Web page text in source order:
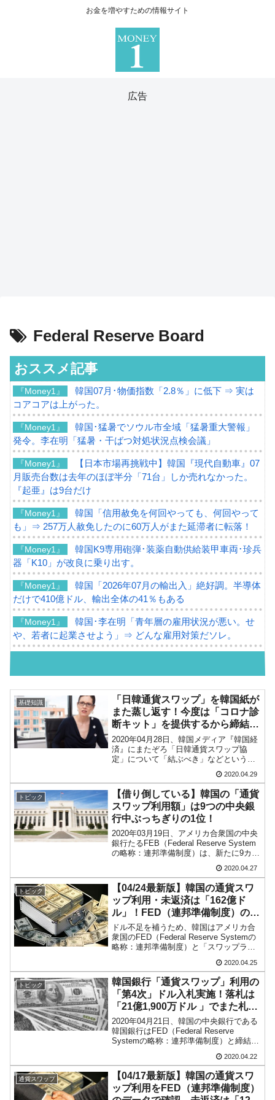
お金を増やすための情報サイト
広告
Federal Reserve Board
おススメ記事
『Money1』
韓国07月･物価指数「2.8％」に低下 ⇒ 実は
コアコアは上がった。
『Money1』
韓国･猛暑でソウル市全域「猛暑重大警報」
発令。李在明「猛暑・干ばつ対処状況点検会議」
『Money1』
【日本市場再挑戦中】韓国『現代自動車』07
月販売台数は去年のほぼ半分「71台」しか売れなかった。
『起亜』は9台だけ
『Money1』
韓国「信用赦免を何回やっても、何回やって
も」⇒ 257万人赦免したのに60万人がまた延滞者に転落！
『Money1』
韓国K9専用砲弾･装薬自動供給装甲車両･珍兵
器「K10」が改良に乗り出す。
『Money1』
韓国「2026年07月の輸出入」絶好調。半導体
だけで410億ドル、輸出全体の41％もある
『Money1』
韓国･李在明「青年層の雇用状況が悪い。せ
や、若者に起業させよう」⇒ どんな雇用対策だソレ。
『Money1』
韓国「ここは北朝鮮なのか。選管がサーバー
にウソのデータを入力したのは明白だ」
『Money1』
韓国･李在明さっそく不動産対策で浅薄な発
言。
韓国は「中国と同じく」投資に不適格な国
『Money1』
『韓国銀行』が「金の保有量を増やします」
⇒「金を経由するドル入手」手段ではないのか？
『Money1』
韓国･外為取引量「1日当たり1,214.4億ドル」
まで拡大 ⇒ 海外資金の動きに強く左右される状態
『Money1』
韓国･帰ってきた李在明。李在明を支持しな
い「50.5％」に上昇
『Money1』
韓国大統領府ボンクラ政策室長が告発された
⇒ 国家が行った恐るべき株価操作であり、空前の国政壟断
『Money1』
韓国･警察職員が「丸刈りになって抗議活
『Money1』
中国だけが鉄鋼輸出を異常増加させる ⇒ 中
国の過剰生産が世界を蝕む。
『Money1』
韓国製造業「半導体絶好調」のウラで他業種
は全般的「不調」⇒ PSIが示す現況は決して良くない。
【米韓激突案件】韓国消費者院が『クーパ
ン』1人当たり賠償10万ウォンを認定 ⇒ 総額3兆7,000億
『Money1』 韓国で猛暑。南東部では干ばつ
基礎知識
「日韓通貨スワップ」を韓国紙が
また蒸し返す！今度は「コロナ診
断キット」を提供するから締結し
ろ
2020年04月28日、韓国メディア『韓国経
済』にまたぞろ「日韓通貨スワップ協
定」について「結ぶべき」などという記
に引用します。コロナウイルスの拡散を
防ぎ、世界的な経済危機に対処するため
に、今、韓国と日本...
2020.04.29
トピック
【借り倒している】韓国の「通貨
スワップ利用額」は9つの中央銀
行中ぶっちぎりの1位！
2020年03月19日、アメリカ合衆国の中央
銀行たるFEB（Federal Reserve System
の略称：連邦準備制度）は、新たに9カ国
の中央銀行とスワップライン（ドル流動
性スワップ）※を締結しました。9カ国と
は、オーストラリア、ブラ...
2020.04.27
トピック
【04/24最新版】韓国の通貨スワ
ップ利用・未返済は「162億ド
ル」！FED（連邦準備制度）のデ
ータで確認
ドル不足を補うため、韓国はアメリカ合
衆国のFED（Federal Reserve Systemの
略称：連邦準備制度）と「スワップライ
韓国では「通貨スワップ」時に「通貨ス
ワップ協定」と呼んでいます）を結び
ま...
2020.04.25
トピック
韓国銀行「通貨スワップ」利用の
「第4次」ドル入札実施！落札は
「21億1,900万ドル 」でまた札割
れ！
2020年04月21日、韓国の中央銀行である
韓国銀行はFED（Federal Reserve
Systemの略称：連邦準備制度）と締結し
は「通貨スワップ」時に「通貨スワップ
協定」と呼んでいます）を利用して...
2020.04.22
通貨スワップ
【04/17最新版】韓国の通貨スワ
ップ利用をFED（連邦準備制度）